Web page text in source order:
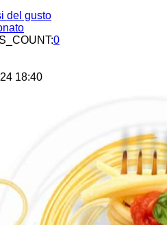
del gusto
0
18:40